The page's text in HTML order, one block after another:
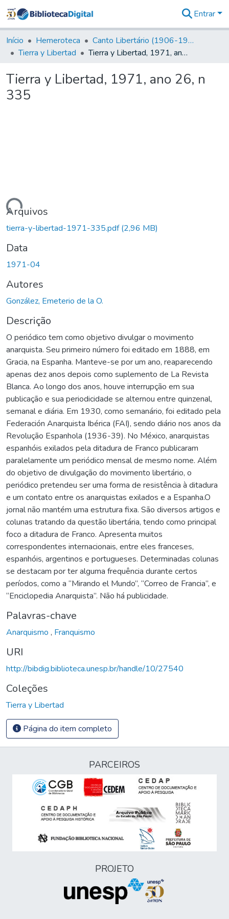
&
Coleções
Tudo na
Digital
Entrar
Início Hemeroteca
Canto Libertário (1906-1995)
Tierra y Libertad
Tierra y Libertad, 1971, ano 26, n 335
Tierra y Libertad, 1971, ano 26, n
335
Arquivos
tierra-y-libertad-1971-335.pdf(2,96 MB)
Data
1971-04
Autores
González, Emeterio de la O.
Descrição
O periódico tem como objetivo divulgar o movimento
anarquista. Seu primeiro número foi editado em 1888, em
Gracia, na Espanha. Manteve-se por um ano, reaparecendo
apenas dez anos depois como suplemento de La Revista
Blanca. Ao longo dos anos, houve interrupção em sua
publicação e sua periodicidade se alternou entre quinzenal,
semanal e diária. Em 1930, como semanário, foi editado pela
Federación Anarquista Ibérica (FAI), sendo diário nos anos da
Revolução Espanhola (1936-39). No México, anarquistas
espanhóis exilados pela ditadura de Franco publicaram
paralelamente um periódico mensal de mesmo nome. Além
do objetivo de divulgação do movimento libertário, o
periódico pretendeu ser uma forma de resistência à ditadura
e um contato entre os anarquistas exilados e a Espanha.O
jornal não mantém uma estrutura fixa. São diversos artigos e
colunas tratando da questão libertária, tendo como principal
foco a ditadura de Franco. Apresenta muitos
correspondentes internacionais, entre eles franceses,
espanhóis, argentinos e portugueses. Determinadas colunas
se destacam por ter alguma frequência durante certos
períodos, como a “Mirando el Mundo”, “Correo de Francia”, e
“Enciclopedia Anarquista”. Não há publicidade.
Palavras-chave
Anarquismo , Franquismo
URI
http://bibdig.biblioteca.unesp.br/handle/10/27540
Coleções
Tierra y Libertad
Página do item completo
PARCEIROS
PROJETO